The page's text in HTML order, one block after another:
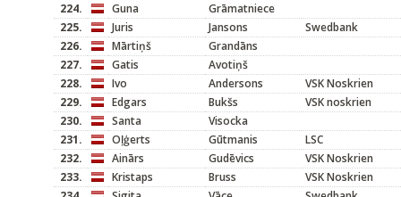
224.
Guna
Grāmatniece
225.
Juris Jansons
Swedbank
226.
Mārtiņš
Grandāns
227.
Gatis
Avotiņš
228.
Ivo Andersons
VSK Noskrien
229.
Edgars Bukšs
VSK noskrien
230.
Santa
Visocka
231.
Oļģerts Gūtmanis
LSC
232.
Ainārs Gudēvics
VSK Noskrien
233.
Kristaps Bruss
VSK Noskrien